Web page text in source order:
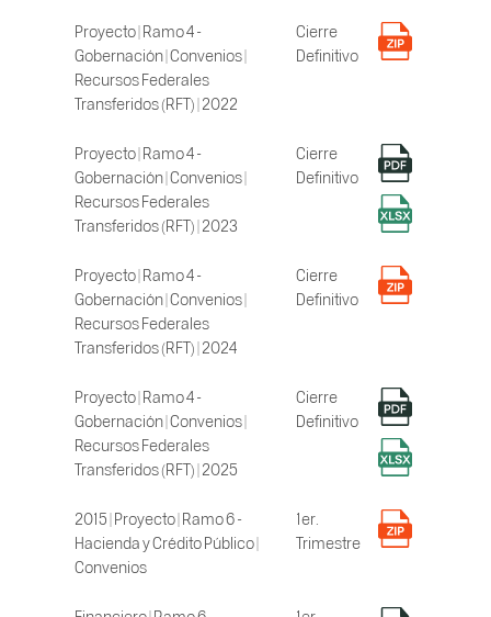
Proyecto | Ramo 4 -
Gobernación | Convenios |
Recursos Federales
Transferidos (RFT) | 2022
Cierre
Definitivo
Proyecto | Ramo 4 -
Gobernación | Convenios |
Recursos Federales
Transferidos (RFT) | 2023
Cierre
Definitivo
Proyecto | Ramo 4 -
Gobernación | Convenios |
Recursos Federales
Transferidos (RFT) | 2024
Cierre
Definitivo
Proyecto | Ramo 4 -
Gobernación | Convenios |
Recursos Federales
Transferidos (RFT) | 2025
Cierre
Definitivo
2015 | Proyecto | Ramo 6 -
Hacienda y Crédito Público |
Convenios
1er.
Trimestre